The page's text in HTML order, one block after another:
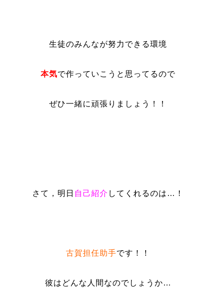
生徒のみんなが努力できる環境
本気で作っていこうと思ってるので
ぜひ一緒に頑張りましょう！！
さて，明日 自己紹介 してくれるのは…！
古賀担任助手です！！
彼はどんな人間なのでしょうか…